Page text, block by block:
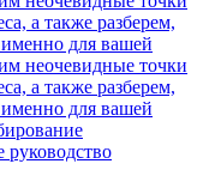
а также разберем,
именно для вашей
неочевидные точки
а также разберем,
именно для вашей